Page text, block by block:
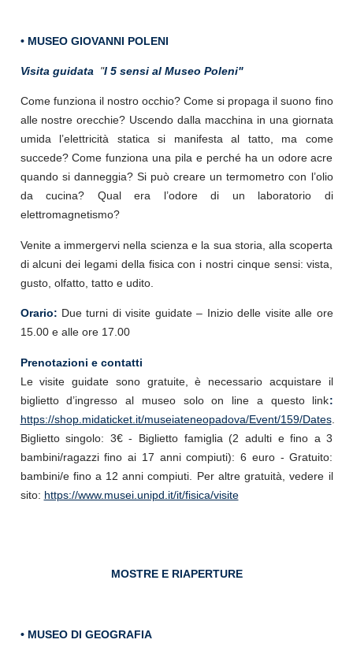
• MUSEO GIOVANNI POLENI
Visita guidata "I 5 sensi al Museo Poleni"
Come funziona il nostro occhio? Come si propaga il suono fino
alle nostre orecchie? Uscendo dalla macchina in una giornata
umida l’elettricità statica si manifesta al tatto, ma come
succede? Come funziona una pila e perché ha un odore acre
quando si danneggia? Si può creare un termometro con l’olio
da cucina? Qual era l’odore di un laboratorio di
elettromagnetismo?
Venite a immergervi nella scienza e la sua storia, alla scoperta
di alcuni dei legami della fisica con i nostri cinque sensi: vista,
gusto, olfatto, tatto e udito.
Orario: Due turni di visite guidate – Inizio delle visite alle ore
15.00 e alle ore 17.00
Prenotazioni e contatti
Le visite guidate sono gratuite, è necessario acquistare il
biglietto d’ingresso al museo solo on line a questo link:
https://shop.midaticket.it/museiateneopadova/Event/159/Dates.
Biglietto singolo: 3€ - Biglietto famiglia (2 adulti e fino a 3
bambini/ragazzi fino ai 17 anni compiuti): 6 euro - Gratuito:
bambini/e fino a 12 anni compiuti. Per altre gratuità, vedere il
sito: https://www.musei.unipd.it/it/fisica/visite
MOSTRE E RIAPERTURE
• MUSEO DI GEOGRAFIA